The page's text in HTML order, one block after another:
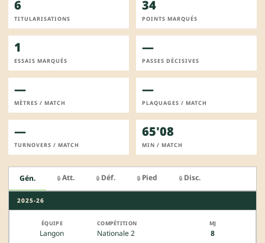
6
TITULARISATIONS
34
POINTS MARQUÉS
1
ESSAIS MARQUÉS
—
PASSES DÉCISIVES
—
MÈTRES / MATCH
—
PLAQUAGES / MATCH
—
TURNOVERS / MATCH
65'08
MIN / MATCH
Gén. 🔒 Att. 🔒 Déf. 🔒 Pied 🔒 Disc.
2025-26
Langon Nationale 2 8